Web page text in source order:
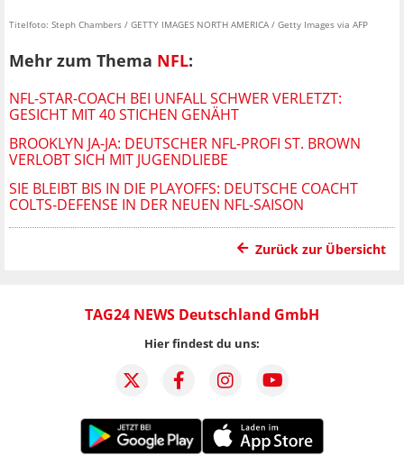
Titelfoto: Steph Chambers / GETTY IMAGES NORTH AMERICA / Getty Images via AFP
Mehr zum Thema NFL:
NFL-STAR-COACH BEI UNFALL SCHWER VERLETZT:
GESICHT MIT 40 STICHEN GENÄHT
BROOKLYN JA-JA: DEUTSCHER NFL-PROFI ST. BROWN
VERLOBT SICH MIT JUGENDLIEBE
SIE BLEIBT BIS IN DIE PLAYOFFS: DEUTSCHE COACHT
COLTS-DEFENSE IN DER NEUEN NFL-SAISON
Zurück zur Übersicht
TAG24 NEWS Deutschland GmbH
Hier findest du uns: